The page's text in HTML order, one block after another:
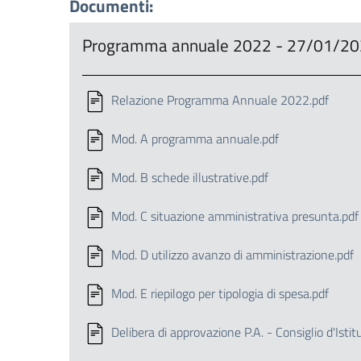
Documenti:
Programma annuale 2022 - 27/01/
Relazione Programma Annuale 2022.pdf
Mod. A programma annuale.pdf
Mod. B schede illustrative.pdf
Mod. C situazione amministrativa presunta.pdf
Mod. D utilizzo avanzo di amministrazione.pdf
Mod. E riepilogo per tipologia di spesa.pdf
Delibera di approvazione P.A. - Consiglio